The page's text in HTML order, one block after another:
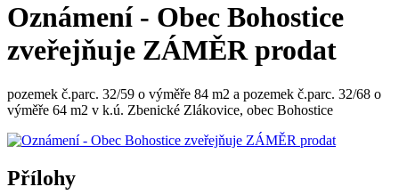
Oznámení - Obec Bohostice
zveřejňuje ZÁMĚR prodat
pozemek č.parc. 32/59 o výměře 84 m2 a pozemek č.parc. 32/68 o
výměře 64 m2 v k.ú. Zbenické Zlákovice, obec Bohostice
Přílohy